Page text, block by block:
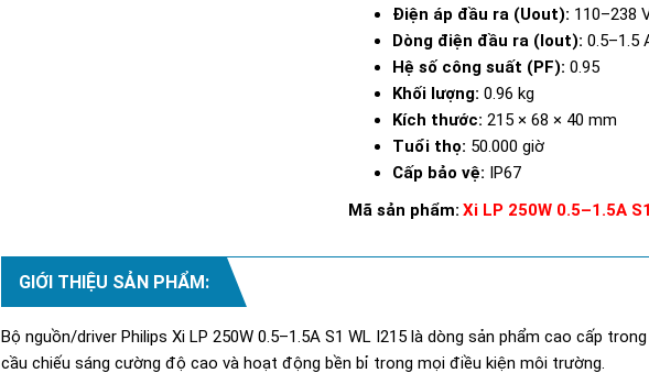
Điện áp đầu ra (Uout): 110–238
Dòng điện đầu ra (Iout): 0.5–1.5
Hệ số công suất (PF): 0.95
Khối lượng: 0.96 kg
Kích thước: 215 × 68 × 40 mm
Tuổi thọ: 50.000 giờ
Cấp bảo vệ: IP67
Mã sản phẩm: Xi LP 250W 0.5–1.5A
GIỚI THIỆU SẢN PHẨM:
Bộ nguồn/driver Philips Xi LP 250W 0.5–1.5A S1 WL I215 là dòng sản phẩm cao cấp
cầu chiếu sáng cường độ cao và hoạt động bền bỉ trong mọi điều kiện môi trường.